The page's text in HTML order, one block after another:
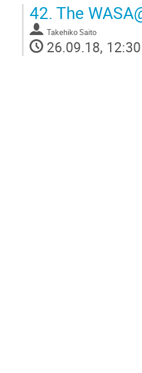
to
contribution
page
42. The
Takehiko Saito
26.09.18, 12:30